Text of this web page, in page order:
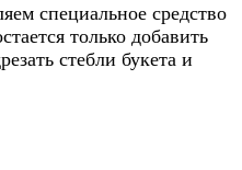
специальное средство
только добавить
стебли букета и